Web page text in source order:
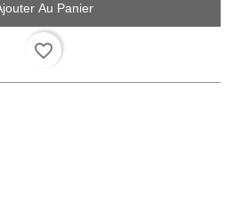
Au Panier
favorite_border